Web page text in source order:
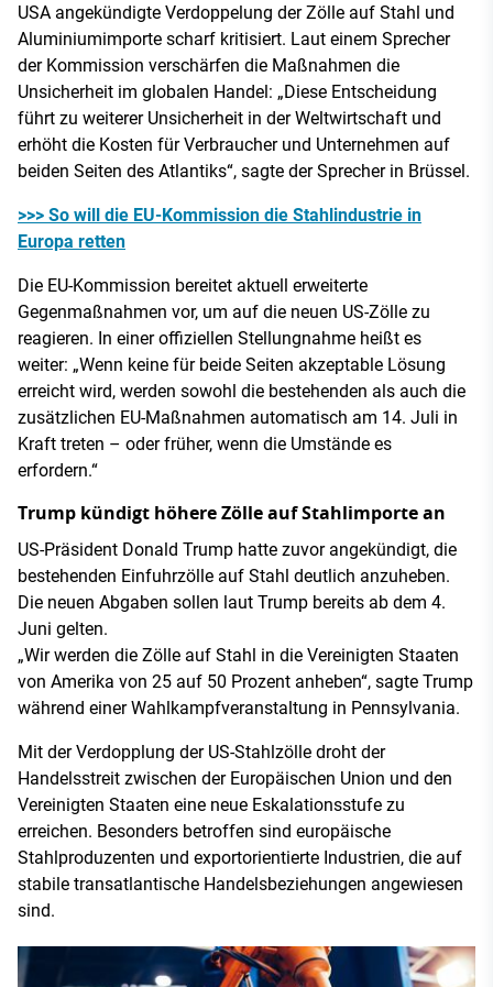
USA angekündigte Verdoppelung der Zölle auf Stahl und
Aluminiumimporte scharf kritisiert. Laut einem Sprecher
der Kommission verschärfen die Maßnahmen die
Unsicherheit im globalen Handel: „Diese Entscheidung
führt zu weiterer Unsicherheit in der Weltwirtschaft und
erhöht die Kosten für Verbraucher und Unternehmen auf
beiden Seiten des Atlantiks“, sagte der Sprecher in Brüssel.
>>> So will die EU-Kommission die Stahlindustrie in
Europa retten
Die EU-Kommission bereitet aktuell erweiterte
Gegenmaßnahmen vor, um auf die neuen US-Zölle zu
reagieren. In einer offiziellen Stellungnahme heißt es
weiter: „Wenn keine für beide Seiten akzeptable Lösung
erreicht wird, werden sowohl die bestehenden als auch die
zusätzlichen EU-Maßnahmen automatisch am 14. Juli in
Kraft treten – oder früher, wenn die Umstände es
erfordern.“
Trump kündigt höhere Zölle auf Stahlimporte an
US-Präsident Donald Trump hatte zuvor angekündigt, die
bestehenden Einfuhrzölle auf Stahl deutlich anzuheben.
Die neuen Abgaben sollen laut Trump bereits ab dem 4.
Juni gelten.
„Wir werden die Zölle auf Stahl in die Vereinigten Staaten
von Amerika von 25 auf 50 Prozent anheben“, sagte Trump
während einer Wahlkampfveranstaltung in Pennsylvania.
Mit der Verdopplung der US-Stahlzölle droht der
Handelsstreit zwischen der Europäischen Union und den
Vereinigten Staaten eine neue Eskalationsstufe zu
erreichen. Besonders betroffen sind europäische
Stahlproduzenten und exportorientierte Industrien, die auf
stabile transatlantische Handelsbeziehungen angewiesen
sind.